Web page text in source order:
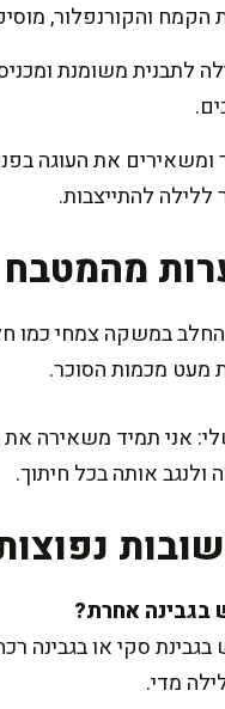
והקורנפלור,
ומשאירים את העוגה
ללילה להתייצבות.
במשקה צמחי כמו
מעט מכמות הסוכר.
אני תמיד משאירה את
אותה בכל חיתוך.
סקי או בגבינה
מדי.